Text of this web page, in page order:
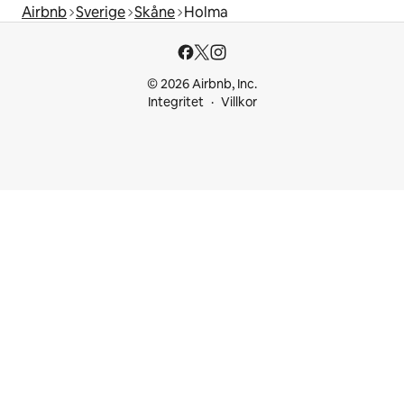
Airbnb Sverige Skåne Holma
© 2026 Airbnb, Inc.
Integritet
Villkor